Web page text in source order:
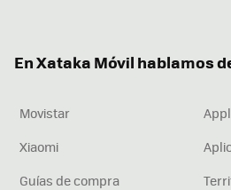
En Xataka Móvil hablamos
Movistar
Xiaomi
Guías de compra